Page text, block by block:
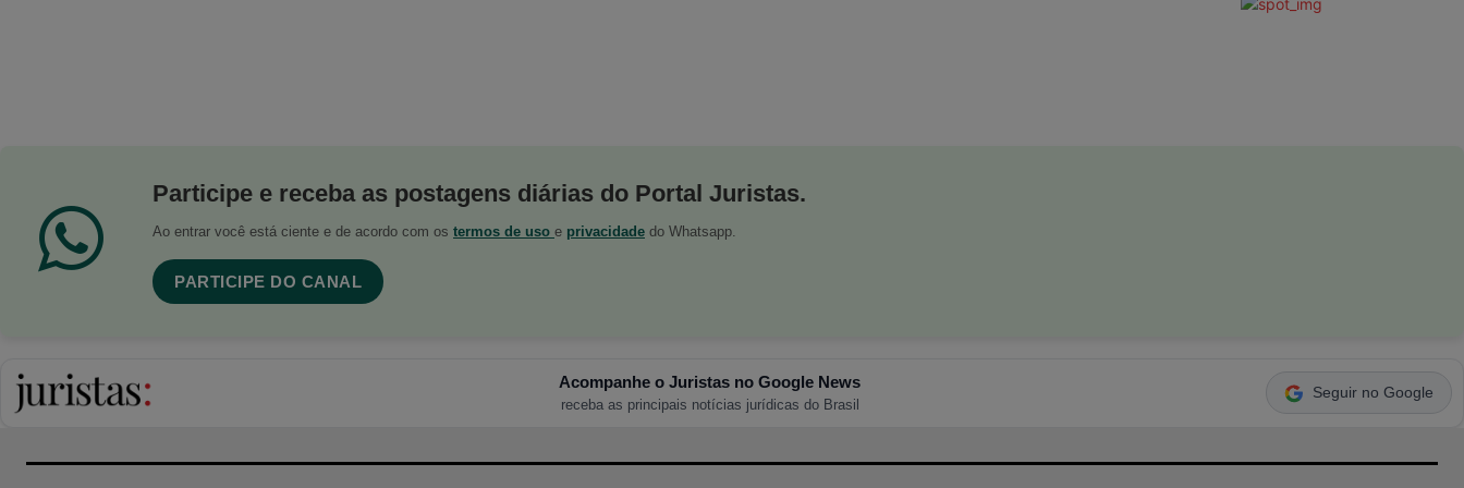
Participe e receba as postagens diárias do Portal Juristas.
Ao entrar você está ciente e de acordo com os termos de uso e privacidade do Whatsapp.
PARTICIPE DO CANAL
Acompanhe o Juristas no Google News
receba as principais notícias jurídicas do Brasil
Seguir no Google